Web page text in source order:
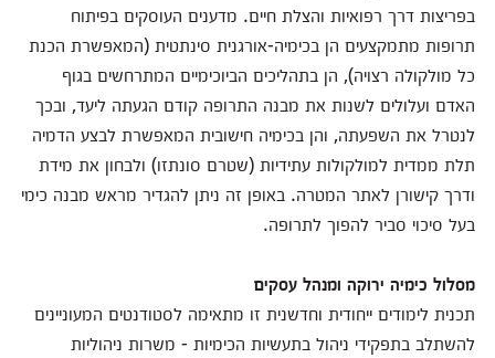
בפריצות דרך רפואיות והצלת חיים. מדענים העוסקים בפיתוח
תרופות מתמקצעים הן בכימיה-אורגנית סינתטית (המאפשרת הכנת
כל מולקולה רצויה), הן בתהליכים הביוכימיים המתרחשים בגוף
האדם ועלולים לשנות את מבנה התרופה קודם הגעתה ליעד, ובכך
לנטרל את השפעתה, והן בכימיה חישובית המאפשרת לבצע הדמיה
תלת ממדית למולקולות עתידיות (שטרם סונתזו) ולבחון את מידת
ודרך קישורן לאתר המטרה. באופן זה ניתן להגדיר מראש מבנה כימי
בעל סיכוי סביר להפוך לתרופה.
מסלול כימיה ירוקה ומנהל עסקים
תכנית לימודים ייחודית וחדשנית זו מתאימה לסטודנטים המעוניינים
להשתלב בתפקידי ניהול בתעשיות הכימיות - משרות ניהוליות